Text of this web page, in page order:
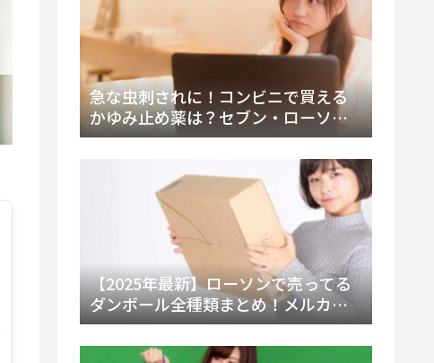
急な虫刺されに！コンビニで買える
かゆみ止め薬は？セブン・ローソ
ン・ファミマの販売状況と定番商品
【2025年最新】ローソンで売ってる
ダンボール全種類まとめ！メルカリ
便・ゆうパック対応サイズと価格を
徹底解説